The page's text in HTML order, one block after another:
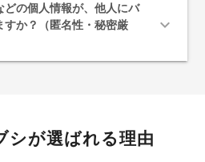
どの個人情報が、他人にバ
すか？（匿名性・秘密厳
expand_more
シが選ばれる理由